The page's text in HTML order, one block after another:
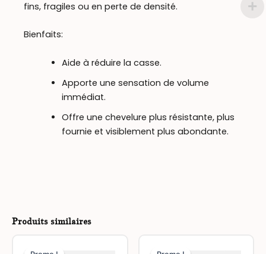
fins, fragiles ou en perte de densité.
Bienfaits:
Aide à réduire la casse.
Apporte une sensation de volume
immédiat.
Offre une chevelure plus résistante, plus
fournie et visiblement plus abondante.
Produits similaires